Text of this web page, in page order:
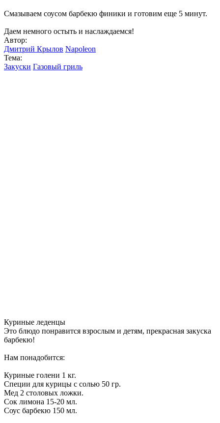
Смазываем соусом барбекю финики и готовим еще 5 минут.
Даем немного остыть и наслаждаемся!
Автор:
Дмитрий Крылов Napoleon
Тема:
Закуски Газовый гриль
Куриные леденцы
Это блюдо понравится взрослым и детям, прекрасная закуска
барбекю!
Нам понадобится:
Куриные голени 1 кг.
Специи для курицы с солью 50 гр.
Мед 2 столовых ложки.
Сок лимона 15-20 мл.
Соус барбекю 150 мл.